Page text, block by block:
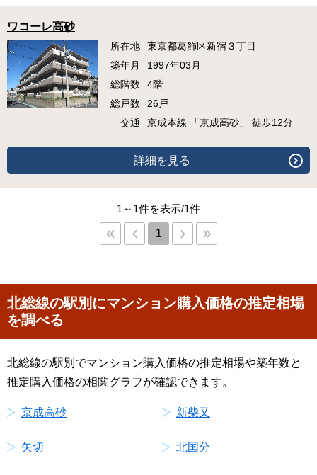
ワコーレ高砂
所在地
東京都葛飾区新宿３丁目
築年月
1997年03月
総階数
4階
総戸数
26戸
交通
京成本線 「京成高砂 」 徒歩12分
詳細を見る
1～1件を表示/1件
1
北総線の駅別にマンション購入価格の推定相場
を調べる
北総線の駅別でマンション購入価格の推定相場や築年数と
推定購入価格の相関グラフが確認できます。
京成高砂 新柴又
矢切 北国分